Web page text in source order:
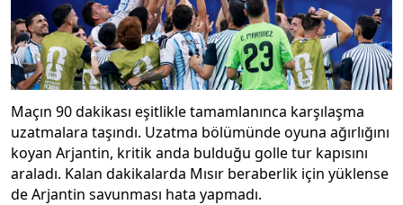
Maçın 90 dakikası eşitlikle tamamlanınca karşılaşma
uzatmalara taşındı. Uzatma bölümünde oyuna ağırlığını
koyan Arjantin, kritik anda bulduğu golle tur kapısını
araladı. Kalan dakikalarda Mısır beraberlik için yüklense
de Arjantin savunması hata yapmadı.